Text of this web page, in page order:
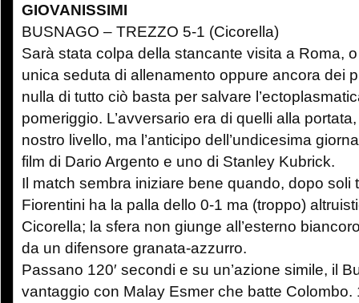
GIOVANISSIMI
BUSNAGO – TREZZO 5-1 (Cicorella)
Sarà stata colpa della stancante visita a Roma,
unica seduta di allenamento oppure ancora dei
nulla di tutto ciò basta per salvare
pomeriggio. L’avversario era di quelli alla
nostro livello, ma l’anticipo dell’undicesima
film di Dario Argento e uno di Stanley Kubrick.
Il match sembra iniziare bene quando, dopo soli
Fiorentini ha la palla dello 0-1 ma (troppo)
Cicorella; la sfera non giunge all’esterno
da un difensore granata-azzurro.
Passano 120′ secondi e su un’azione simile, il
vantaggio con Malay Esmer che batte Colombo.